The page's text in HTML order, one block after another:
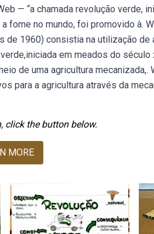
— “a chamada revolução verde,
fome no mundo, foi promovido à.
de 1960) consistia na utilização de
em meados do século
de uma agricultura mecanizada,.
para a agricultura através da
click the button below.
MORE